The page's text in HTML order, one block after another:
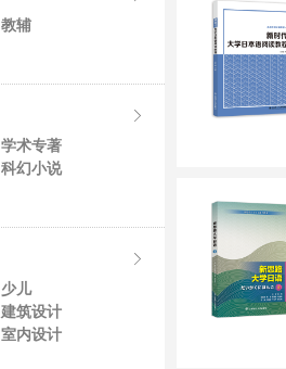
教辅
学术专著
科幻小说
少儿
建筑设计
室内设计